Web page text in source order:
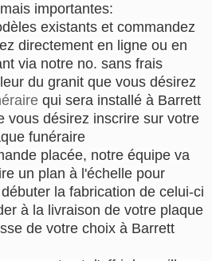
importantes:
existants et commandez
directement en ligne ou en
via notre no. sans frais
du granit que vous désirez
qui sera installé à Barrett
vous désirez inscrire sur votre
funéraire
placée, notre équipe va
un plan à l'échelle pour
la fabrication de celui-ci
à la livraison de votre plaque
de votre choix à Barrett